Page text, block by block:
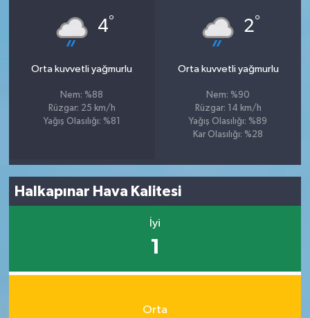
4°
Orta kuvvetli yağmurlu
Nem: %88
Rüzgar: 25 km/h
Yağış Olasılığı: %81
2°
Orta kuvvetli yağmurlu
Nem: %90
Rüzgar: 14 km/h
Yağış Olasılığı: %89
Kar Olasılığı: %28
Halkapınar Hava Kalitesi
İyi
1
Orta